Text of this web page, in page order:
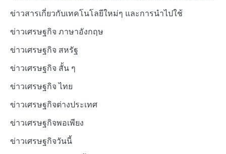
ข่าวสารเกี่ยวกับเทคโนโลยีใหม่ๆ และการนำไปใช้
ข่าวเศรษฐกิจ ภาษาอังกฤษ
ข่าวเศรษฐกิจ สหรัฐ
ข่าวเศรษฐกิจ สั้น ๆ
ข่าวเศรษฐกิจ ไทย
ข่าวเศรษฐกิจต่างประเทศ
ข่าวเศรษฐกิจพอเพียง
ข่าวเศรษฐกิจวันนี้